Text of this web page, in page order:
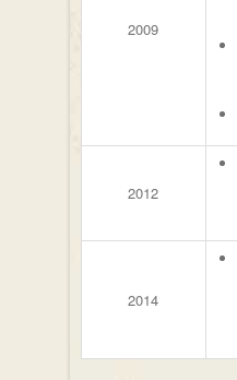
2009
2012
2014